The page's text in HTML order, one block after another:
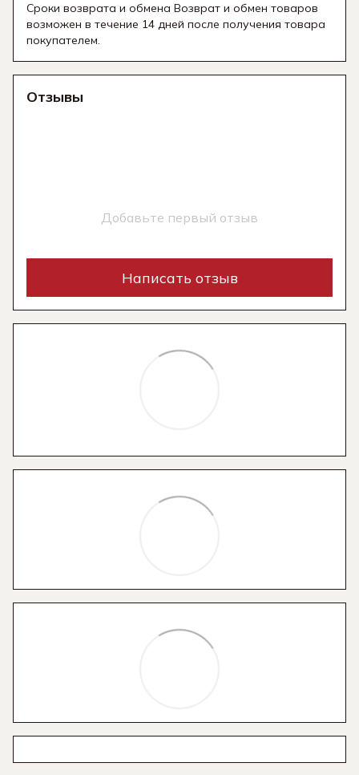
Сроки возврата и обмена Возврат и обмен товаров
возможен в течение 14 дней после получения товара
покупателем.
Отзывы
Добавьте первый отзыв
Написать отзыв